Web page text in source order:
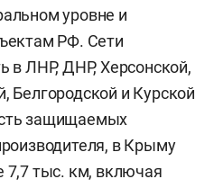
уровне и
РФ. Сети
в ЛНР, ДНР, Херсонской,
Белгородской и Курской
защищаемых
в Крыму
7,7 тыс. км, включая